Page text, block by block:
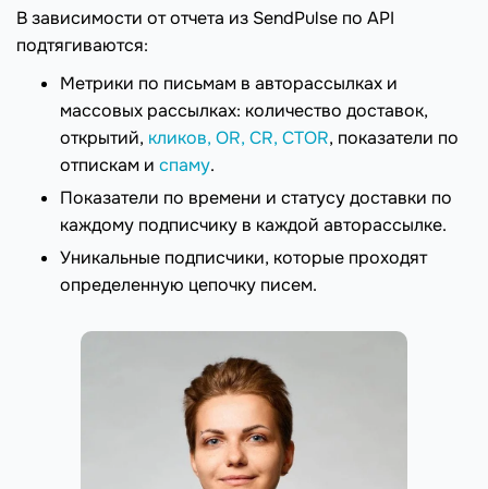
В зависимости от отчета из SendPulse по API
подтягиваются:
Метрики по письмам в авторассылках и
массовых рассылках: количество доставок,
открытий, кликов, OR, CR, CTOR, показатели по
отпискам и спаму.
Показатели по времени и статусу доставки по
каждому подписчику в каждой авторассылке.
Уникальные подписчики, которые проходят
определенную цепочку писем.